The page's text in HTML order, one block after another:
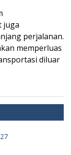
juga
perjalanan.
memperluas
diluar